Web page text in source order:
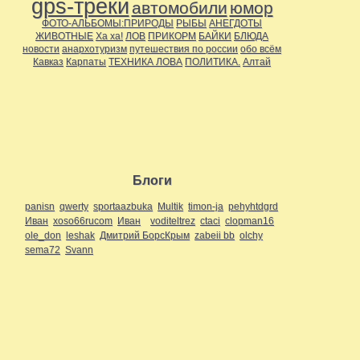
gps-треки автомобили юмор
ФОТО-АЛЬБОМЫ:ПРИРОДЫ РЫБЫ АНЕГДОТЫ
ЖИВОТНЫЕ Ха ха! ЛОВ ПРИКОРМ БАЙКИ БЛЮДА
новости анархотуризм путешествия по россии обо всём
Кавказ Карпаты ТЕХНИКА ЛОВА ПОЛИТИКА. Алтай
Блоги
panisn qwerty sportaazbuka Multik timon-ja pehyhtdgrd
Иван xoso66rucom Иван voditeltrez ctaci clopman16
ole_don leshak Дмитрий БорсКрым zabeii bb olchy
sema72 Svann